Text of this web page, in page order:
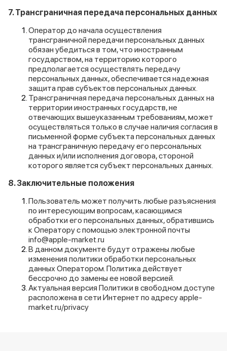
7. Трансграничная передача персональных данных
Оператор до начала осуществления
трансграничной передачи персональных данных
обязан убедиться в том, что иностранным
государством, на территорию которого
предполагается осуществлять передачу
персональных данных, обеспечивается надежная
защита прав субъектов персональных данных.
Трансграничная передача персональных данных на
территории иностранных государств, не
отвечающих вышеуказанным требованиям, может
осуществляться только в случае наличия согласия в
письменной форме субъекта персональных данных
на трансграничную передачу его персональных
данных и/или исполнения договора, стороной
которого является субъект персональных данных.
8. Заключительные положения
Пользователь может получить любые разъяснения
по интересующим вопросам, касающимся
обработки его персональных данных, обратившись
к Оператору с помощью электронной почты
info@apple-market.ru
В данном документе будут отражены любые
изменения политики обработки персональных
данных Оператором. Политика действует
бессрочно до замены ее новой версией.
Актуальная версия Политики в свободном доступе
расположена в сети Интернет по адресуapple-
market.ru/privacy